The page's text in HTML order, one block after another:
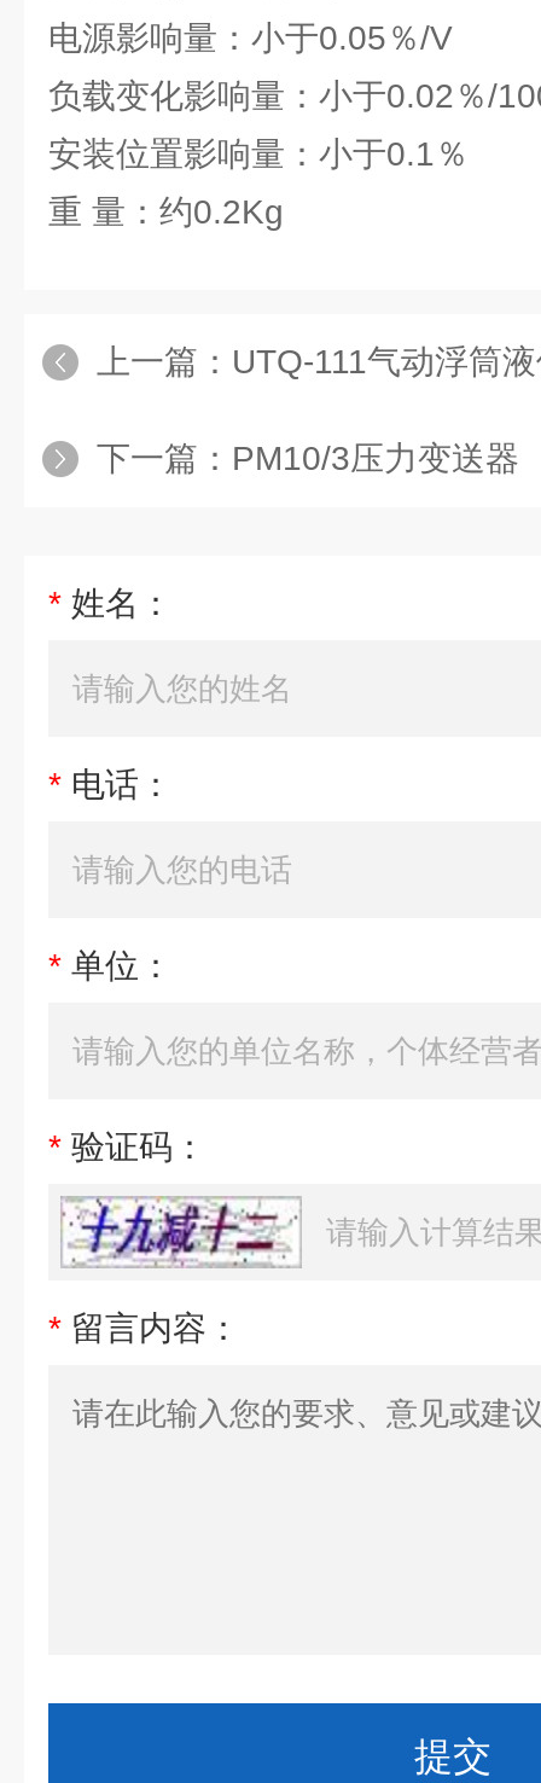
电源影响量：小于0.05％/V
负载变化影响量：小于0.02％/
安装位置影响量：小于0.1％
重 量：约0.2Kg
上一篇： UTQ-111气动浮筒
下一篇： PM10/3压力变送器
* 姓名：
* 电话：
* 单位：
* 验证码：
* 留言内容：